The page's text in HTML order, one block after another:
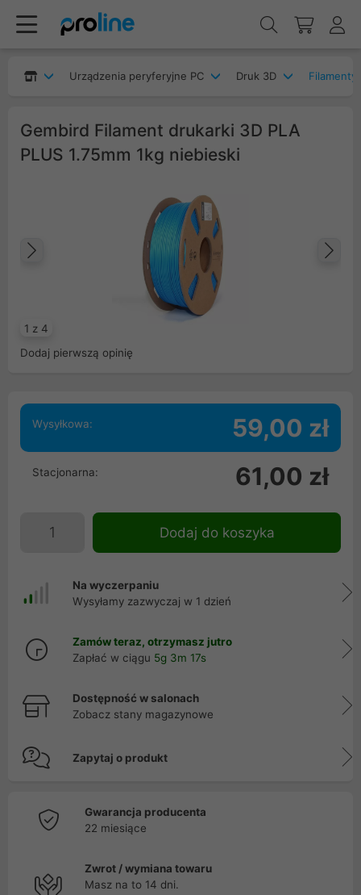
Urządzenia peryferyjne PC Druk 3D Filamenty
Gembird Filament drukarki 3D PLA
PLUS 1.75mm 1kg niebieski
1 z 4
Poprzedni
Dodaj pierwszą opinię
Wysyłkowa: 59,00 zł
Stacjonarna: 61,00 zł
Dodaj do koszyka
Na wyczerpaniu
Wysyłamy zazwyczaj w 1 dzień
Zamów teraz, otrzymasz jutro
Zapłać w ciągu 5g 3m 16s
Dostępność w salonach
Zobacz stany magazynowe
Zapytaj o produkt
Gwarancja producenta
22 miesiące
Zwrot / wymiana towaru
Masz na to 14 dni.